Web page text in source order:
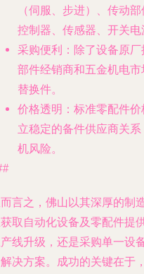
（伺服、步进）、传动
控制器、传感器、开关电
采购便利 ：除了设备原
部件经销商和五金机电
替换件。
价格透明 ：标准零配件
立稳定的备件供应商关
机风险。
言之，佛山以其深厚的制
取自动化设备及零配件提
线升级，还是采购单一设
决方案。成功的关键在于